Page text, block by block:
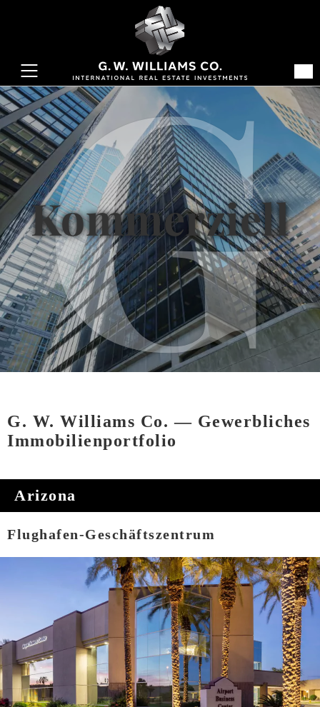
Kommerziell
G. W. Williams Co. — Gewerbliches
Immobilienportfolio
Arizona
Flughafen-Geschäftszentrum